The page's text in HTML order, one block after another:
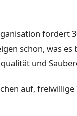
fordert
schon, was
und
auf, freiwillige